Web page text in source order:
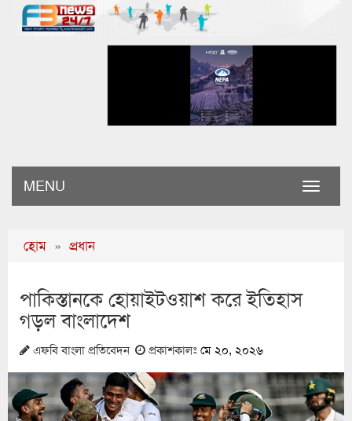
Toggle
MENU
হোম » প্রধান
পাকিস্তানকে হোয়াইটওয়াশ করে ইতিহাস
গড়ল বাংলাদেশ
এফবি বাংলা প্রতিবেদন প্রকাশকালঃ মে ২০, ২০২৬